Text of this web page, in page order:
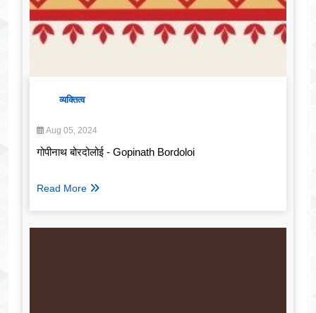
व्यक्तित्व
Aug 05, 2024
गोपीनाथ बोरदोलोई - Gopinath Bordoloi
Read More